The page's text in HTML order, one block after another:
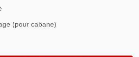
(pour cabane)